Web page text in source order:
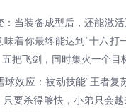
：当装备成型后，还能激
味着你最终能达到“十六
把飞剑，同时集火一个目
球效应：被动技能“王者复
只要杀得够快，小弟只会